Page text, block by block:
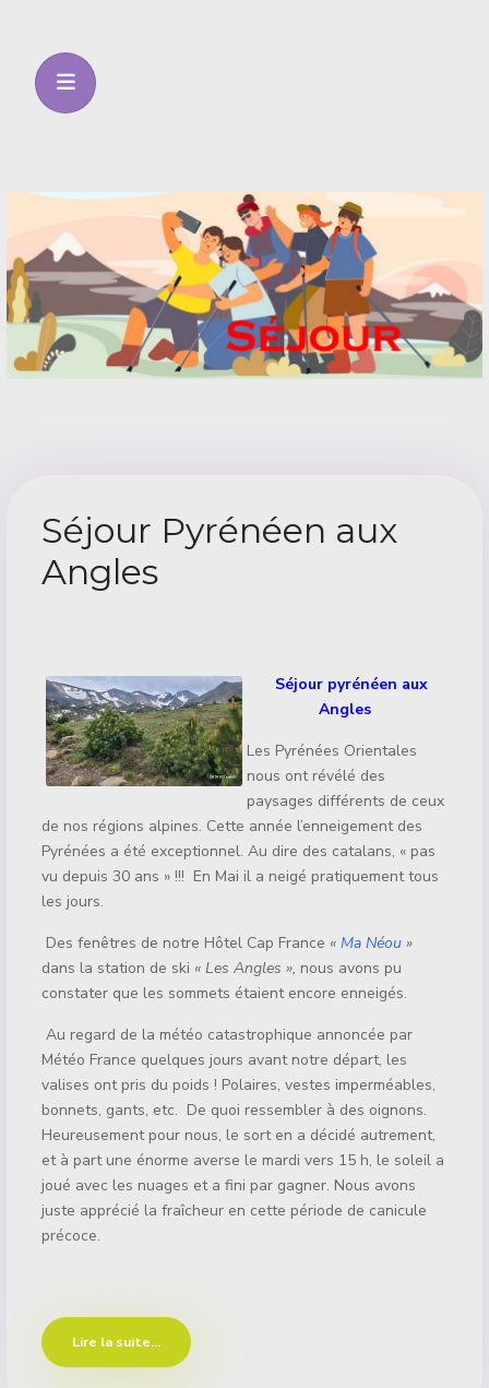
Séjour Pyrénéen aux
Angles
Séjour pyrénéen aux
Angles
Les Pyrénées Orientales
nous ont révélé des
paysages différents de ceux
de nos régions alpines. Cette année l’enneigement des
Pyrénées a été exceptionnel. Au dire des catalans, « pas
vu depuis 30 ans » !!! En Mai il a neigé pratiquement tous
les jours.
Des fenêtres de notre Hôtel Cap France «Ma Néou»
dans la station de ski « Les Angles », nous avons pu
constater que les sommets étaient encore enneigés.
Au regard de la météo catastrophique annoncée par
Météo France quelques jours avant notre départ, les
valises ont pris du poids ! Polaires, vestes imperméables,
bonnets, gants, etc. De quoi ressembler à des oignons.
Heureusement pour nous, le sort en a décidé autrement,
et à part une énorme averse le mardi vers 15 h, le soleil a
joué avec les nuages et a fini par gagner. Nous avons
juste apprécié la fraîcheur en cette période de canicule
précoce.
Lire la suite...